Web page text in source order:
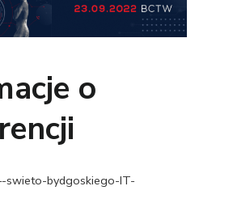
o
swieto-bydgoskiego-IT-